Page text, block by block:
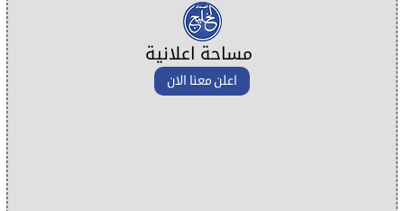
مساحة اعلانية
اعلن معنا الان